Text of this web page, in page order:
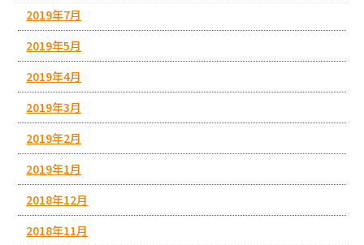
2019年7月
2019年5月
2019年4月
2019年3月
2019年2月
2019年1月
2018年12月
2018年11月